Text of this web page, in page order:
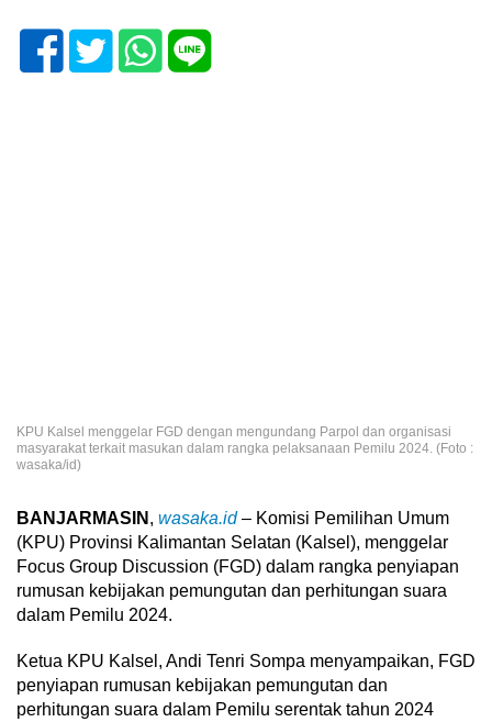
KPU Kalsel menggelar FGD dengan mengundang Parpol dan organisasi
masyarakat terkait masukan dalam rangka pelaksanaan Pemilu 2024. (Foto :
wasaka/id)
BANJARMASIN , wasaka.id– Komisi Pemilihan Umum
(KPU) Provinsi Kalimantan Selatan (Kalsel), menggelar
Focus Group Discussion (FGD) dalam rangka penyiapan
rumusan kebijakan pemungutan dan perhitungan suara
dalam Pemilu 2024.
Ketua KPU Kalsel, Andi Tenri Sompa menyampaikan, FGD
penyiapan rumusan kebijakan pemungutan dan
perhitungan suara dalam Pemilu serentak tahun 2024